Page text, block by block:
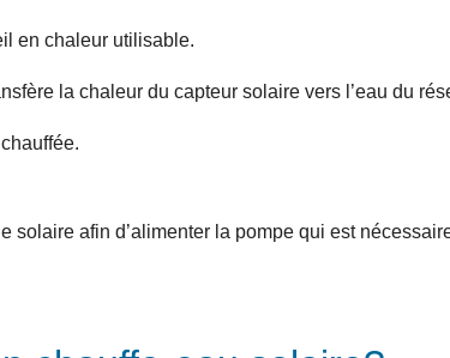
en chaleur utilisable.
la chaleur du capteur solaire vers l’eau du
afin d’alimenter la pompe qui est